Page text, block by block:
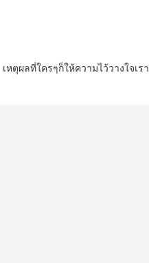
เหตุผลที่ใครๆก็ให้ความไว้วางใจเรา